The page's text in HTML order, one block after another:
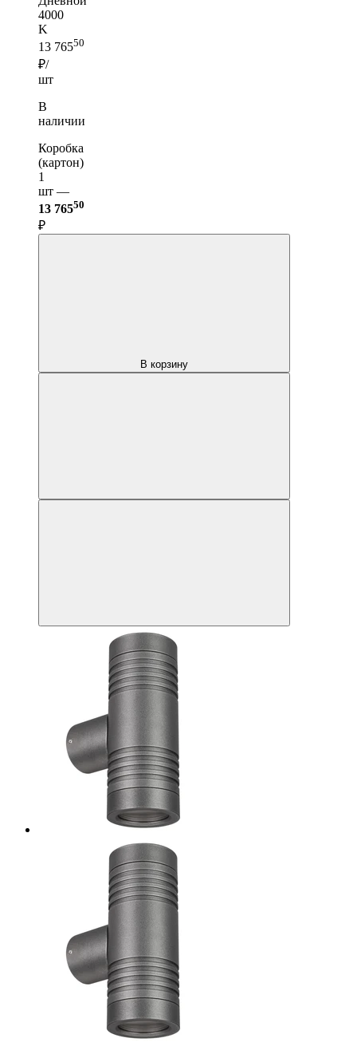
4000
K
13 76550
₽/
шт
В
наличии
Коробка
(картон)
1
шт —
13 76550
₽
В корзину